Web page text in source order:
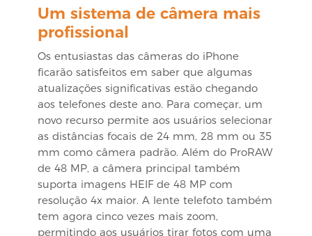
Um sistema de câmera mais
profissional
Os entusiastas das câmeras do iPhone
ficarão satisfeitos em saber que algumas
atualizações significativas estão chegando
aos telefones deste ano. Para começar, um
novo recurso permite aos usuários selecionar
as distâncias focais de 24 mm, 28 mm ou 35
mm como câmera padrão. Além do ProRAW
de 48 MP, a câmera principal também
suporta imagens HEIF de 48 MP com
resolução 4x maior. A lente telefoto também
tem agora cinco vezes mais zoom,
permitindo aos usuários tirar fotos com uma